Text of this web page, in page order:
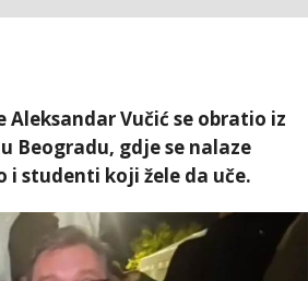
Aleksandar Vučić se obratio iz
Beogradu, gdje se nalaze
i studenti koji žele da uče.